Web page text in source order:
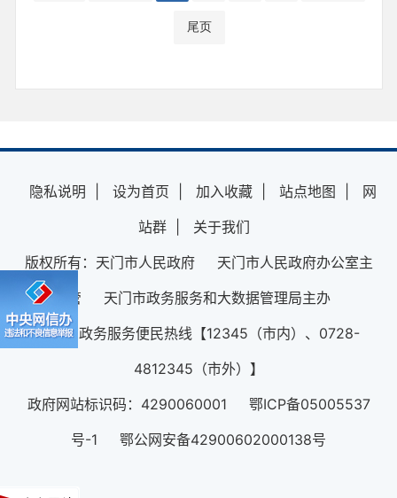
尾页
隐私说明 设为首页 加入收藏 站点地图
网
站群
关于我们
版权所有：天门市人民政府 天门市人民政府办公室主
管 天门市政务服务和大数据管理局主办
12345政务服务便民热线【12345（市内）、0728-
4812345（市外）】
政府网站标识码：4290060001 鄂ICP备05005537
号-1 鄂公网安备42900602000138号